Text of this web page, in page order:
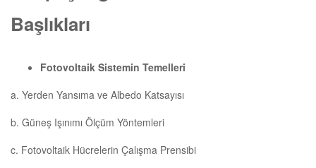
Başlıkları
Fotovoltaik Sistemin Temelleri
a. Yerden Yansıma ve Albedo Katsayısı
b. Güneş Işınımı Ölçüm Yöntemleri
c. Fotovoltaik Hücrelerin Çalışma Prensibi